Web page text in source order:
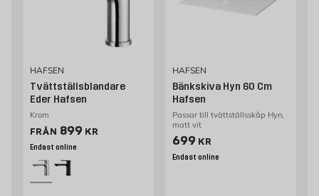
HAFSEN
Tvättställsblandare
Eder Hafsen
Krom
FRÅN Pris 899 kr
899 KR
Endast online
HAFSEN
Bänkskiva Hyn 60 Cm
Hafsen
Passar till tvättställsskåp Hyn,
matt vit
Pris 699 kr
699 KR
Endast online